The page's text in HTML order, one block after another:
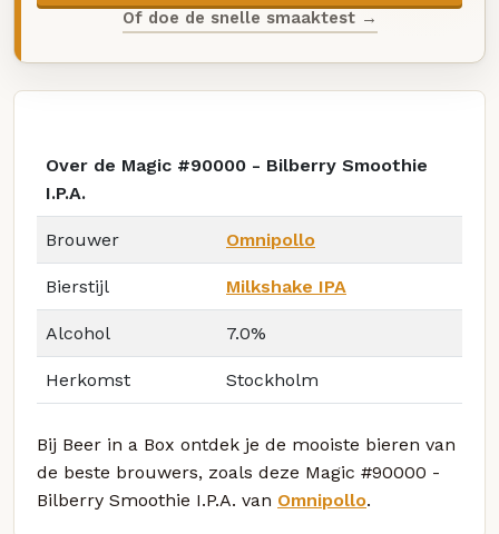
Of doe de snelle smaaktest →
Over de Magic #90000 - Bilberry Smoothie
I.P.A.
Brouwer Omnipollo
Bierstijl Milkshake IPA
Alcohol 7.0%
Herkomst Stockholm
Bij Beer in a Box ontdek je de mooiste bieren van
de beste brouwers, zoals deze Magic #90000 -
Bilberry Smoothie I.P.A. van Omnipollo.